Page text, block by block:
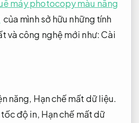
máy photocopy màu nâng
của mình sở hữu những tính
và công nghệ mới như:Cài
năng, Hạn chế mất dữ liệu.
độ in, Hạn chế mất dữ